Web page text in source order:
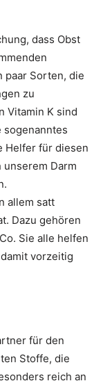
dass Obst
paar Sorten, die
zu
Vitamin K sind
sogenanntes
Helfer für diesen
unserem Darm
allem satt
Dazu gehören
Sie alle helfen
vorzeitig
für den
Stoffe, die
reich an